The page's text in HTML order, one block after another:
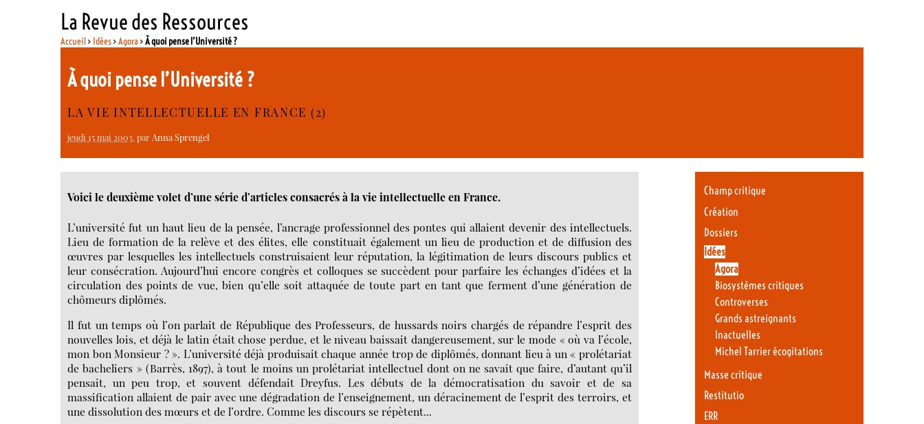
La Revue des Ressources
Accueil> Idées>Agora >À quoi pense l’Université ?
À quoi pense l’Université ?
LA VIE INTELLECTUELLE EN FRANCE (2)
jeudi 15 mai 2003, parAnna Sprengel
Voici le deuxième volet d’une série d’articles consacrés à la vie intellectuelle en France.
L’université fut un haut lieu de la pensée, l’ancrage professionnel des pontes qui allaient devenir des intellectuels.
Lieu de formation de la relève et des élites, elle constituait également un lieu de production et de diffusion des
œuvres par lesquelles les intellectuels construisaient leur réputation, la légitimation de leurs discours publics et
leur consécration. Aujourd’hui encore congrès et colloques se succèdent pour parfaire les échanges d’idées et la
circulation des points de vue, bien qu’elle soit attaquée de toute part en tant que ferment d’une génération de
chômeurs diplômés.
Il fut un temps où l’on parlait de République des Professeurs, de hussards noirs chargés de répandre l’esprit des
nouvelles lois, et déjà le latin était chose perdue, et le niveau baissait dangereusement, sur le mode « où va l’école,
mon bon Monsieur ? ». L’université déjà produisait chaque année trop de diplômés, donnant lieu à un « prolétariat
de bacheliers » (Barrès, 1897), à tout le moins un prolétariat intellectuel dont on ne savait que faire, d’autant qu’il
pensait, un peu trop, et souvent défendait Dreyfus. Les débuts de la démocratisation du savoir et de sa
massification allaient de pair avec une dégradation de l’enseignement, un déracinement de l’esprit des terroirs, et
une dissolution des mœurs et de l’ordre. Comme les discours se répètent...
Champ critique
Création
Dossiers
Idées
Agora
Biosystèmes critiques
Controverses
Grands astreignants
Inactuelles
Michel Tarrier écogitations
Masse critique
Restitutio
ERR